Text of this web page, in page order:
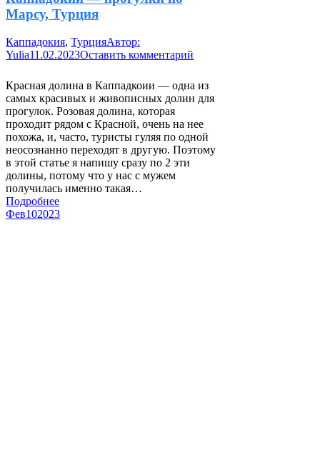
Марсу, Турция
Каппадокия, ТурцияАвтор:
Yulia11.02.2023Оставить комментарий
Красная долина в Каппадкоии — одна из
самых красивых и живописных долин для
прогулок. Розовая долина, которая
проходит рядом с Красной, очень на нее
похожа, и, часто, туристы гуляя по одной
неосознанно переходят в другую. Поэтому
в этой статье я напишу сразу по 2 эти
долины, потому что у нас с мужем
получилась именно такая…
Подробнее
Фев102023